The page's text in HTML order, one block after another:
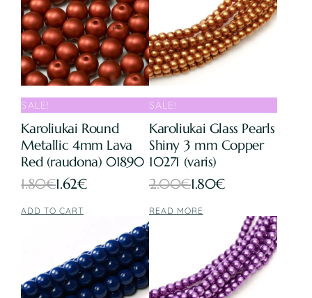
SALE!
Karoliukai Round
Metallic 4mm Lava
Red (raudona) 01890
1.80€
Original
price
1.62€
Current
price
ADD TO CART
SALE!
Karoliukai Glass Pearls
Shiny 3 mm Copper
10271 (varis)
2.00€
Original
price
was:
2.00€.
1.80€
Current
price
is:
1.80€.
READ MORE